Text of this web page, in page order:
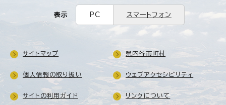
表示 PC スマートフォン
サイトマップ 県内各市町村
個人情報の取り扱い ウェブアクセシビリティ
サイトの利用ガイド リンクについて